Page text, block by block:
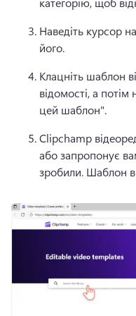
Наведіть курсор
його.
Клацніть шаблон
відомості, а
цей шаблон".
Clipchamp
або запропонує
зробили. Шаблон